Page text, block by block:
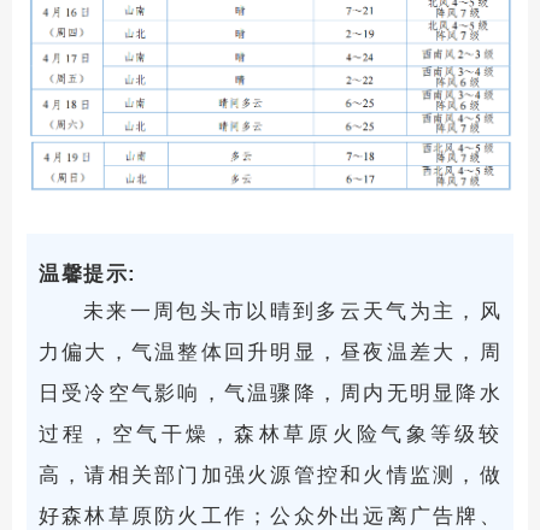
温馨提示:
未来一周包头市以晴到多云天气为主，风
力偏大，气温整体回升明显，昼夜温差大，周
日受冷空气影响，气温骤降，周内无明显降水
过程，空气干燥，森林草原火险气象等级较
高，请相关部门加强火源管控和火情监测，做
好森林草原防火工作；公众外出远离广告牌、